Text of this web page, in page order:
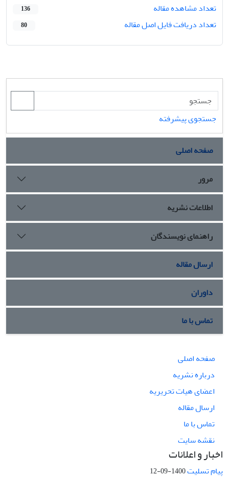
تعداد مشاهده مقاله
136
تعداد دریافت فایل اصل مقاله 80
جستجوی پیشرفته
صفحه اصلی
مرور
اطلاعات نشریه
راهنمای نویسندگان
ارسال مقاله
داوران
تماس با ما
صفحه اصلی
درباره نشریه
اعضای هیات تحریریه
ارسال مقاله
تماس با ما
نقشه سایت
اخبار و اعلانات
پیام تسلیت1400-09-12